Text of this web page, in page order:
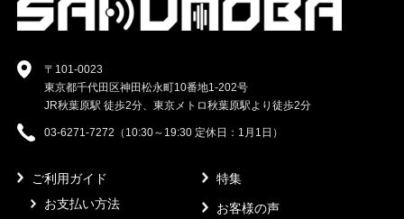
〒101-0023
東京都千代田区神田松永町10番地1-202号
JR秋葉原駅 徒歩2分、東京メトロ秋葉原駅より徒歩2分
03-6271-7272（10:30～19:30 定休日：1月1日）
ご利用ガイド
お支払い方法
特集
お客様の声